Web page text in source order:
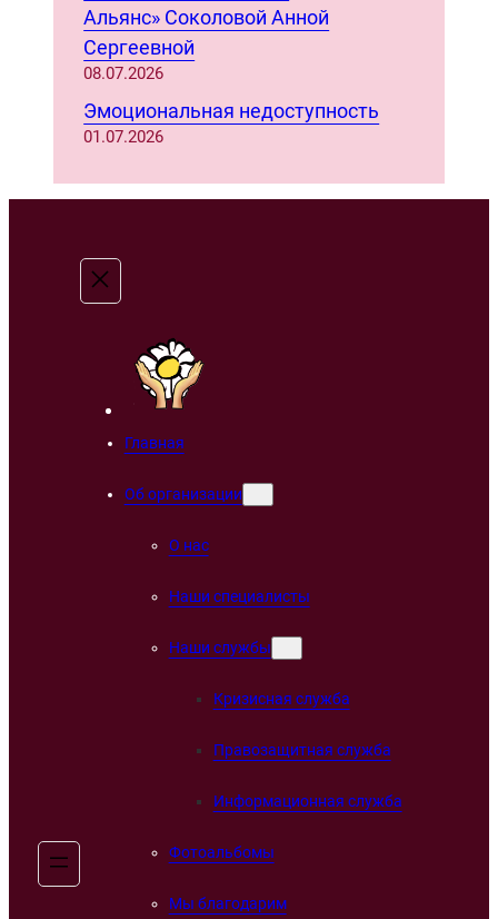
Альянс» Соколовой Анной
Сергеевной
08.07.2026
Эмоциональная недоступность
01.07.2026
Главная
Об организации
О нас
Наши специалисты
Наши службы
Кризисная служба
Правозащитная служба
Информационная служба
Фотоальбомы
Мы благодарим